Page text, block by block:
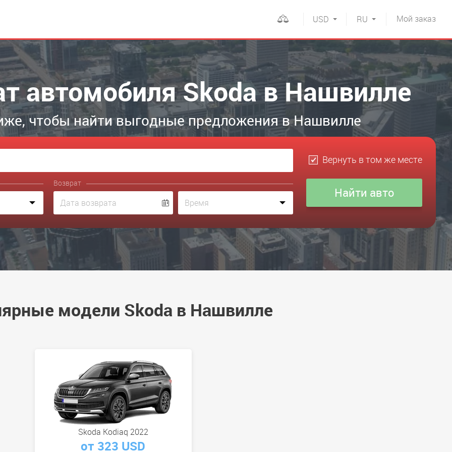
Мой заказ
RU
USD
автомобиля Skoda в Нашвилле
чтобы найти выгодные предложения в Нашвилле
Вернуть в том же месте
Возврат
модели Skoda в Нашвилле
Skoda Kodiaq 2022
от 323 USD